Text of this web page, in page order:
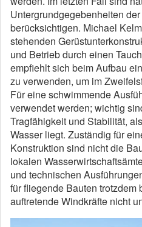
Untergrundgegebenheiten
berücksichtigen. Michael
stehenden
und Betrieb durch einen
empfiehlt sich beim Aufbau
zu verwenden, um im
Für eine schwimmende
verwendet werden; wichtig
Tragfähigkeit und Stabilität,
Wasser liegt. Zuständig für
Konstruktion sind nicht die
lokalen
und technischen
für fliegende Bauten trotzdem
auftretende Windkräfte nicht